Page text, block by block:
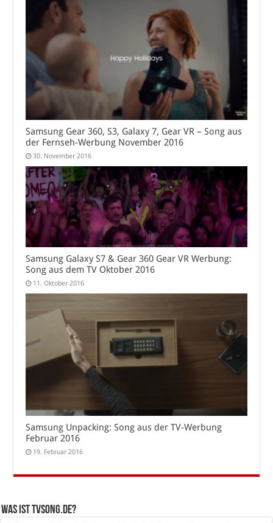
Samsung Gear 360, S3, Galaxy 7, Gear VR – Song aus
der Fernseh-Werbung November 2016
30. November 2016
Samsung Galaxy S7 & Gear 360 Gear VR Werbung:
Song aus dem TV Oktober 2016
11. Oktober 2016
Samsung Unpacking: Song aus der TV-Werbung
Februar 2016
19. Februar 2016
Was ist tvsong.de?